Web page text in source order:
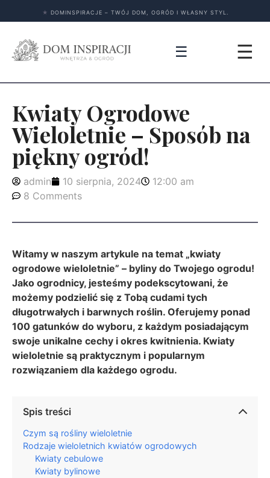
★ DOMINSPIRACJE – TWÓJ DOM, OGRÓD I WŁASNY STYL.
☰ ☰
Kwiaty Ogrodowe
Wieloletnie – Sposób na
piękny ogród!
admin 10 sierpnia, 2024
12:00 am
8 Comments
Witamy w naszym artykule na temat „kwiaty
ogrodowe wieloletnie” – byliny do Twojego ogrodu!
Jako ogrodnicy, jesteśmy podekscytowani, że
możemy podzielić się z Tobą cudami tych
długotrwałych i barwnych roślin. Oferujemy ponad
100 gatunków do wyboru, z każdym posiadającym
swoje unikalne cechy i okres kwitnienia. Kwiaty
wieloletnie są praktycznym i popularnym
rozwiązaniem dla każdego ogrodu.
Spis treści
Czym są rośliny wieloletnie
Rodzaje wieloletnich kwiatów ogrodowych
Kwiaty cebulowe
Kwiaty bylinowe